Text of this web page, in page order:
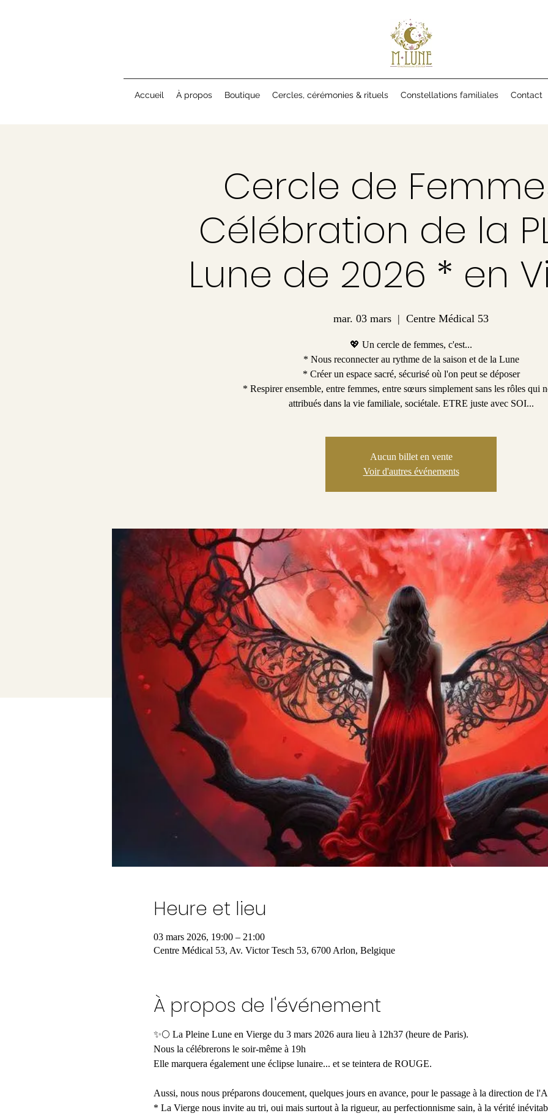
Accueil À propos Boutique Cercles, cérémonies & rituels Constellations familiales Contact
Cercle de
Célébration de la
Lune de 2026 * en
mar. 03 mars
  |
Centre Médical 53
💖 Un cercle de femmes, c'est...
* Nous reconnecter au rythme de la saison et de la Lune
* Créer un espace sacré, sécurisé où l'on peut se déposer
* Respirer ensemble, entre femmes, entre sœurs simplement sans les rôles qui
attribués dans la vie familiale, sociétale. ETRE juste avec SOI...
Aucun billet en vente
Voir d'autres événements
Heure et lieu
03 mars 2026, 19:00 – 21:00
Centre Médical 53, Av. Victor Tesch 53, 6700 Arlon, Belgique
À propos de l'événement
✨️🌕 La Pleine Lune en Vierge du 3 mars 2026 aura lieu à 12h37 (heure de Paris).
Nous la célébrerons le soir-même à 19h
Elle marquera également une éclipse lunaire... et se teintera de ROUGE.
Aussi, nous nous préparons doucement, quelques jours en avance, pour le passage à la direction de
* La Vierge nous invite au tri, oui mais surtout à la rigueur, au perfectionnisme sain, à la vérité